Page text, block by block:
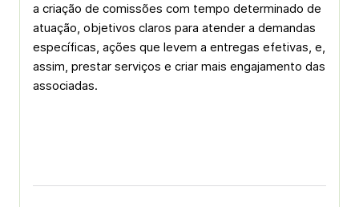
a criação de comissões com tempo determinado de
atuação, objetivos claros para atender a demandas
específicas, ações que levem a entregas efetivas, e,
assim, prestar serviços e criar mais engajamento das
associadas.